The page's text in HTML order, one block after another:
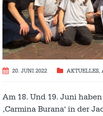
20. JUNI 2022 AKTUELLES,
Am 18. Und 19. Juni
‚Carmina Burana‘ in der